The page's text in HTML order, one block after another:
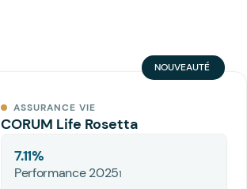
NOUVEAUTÉ
ASSURANCE VIE
CORUM Life Rosetta
7.11%
Performance 2025